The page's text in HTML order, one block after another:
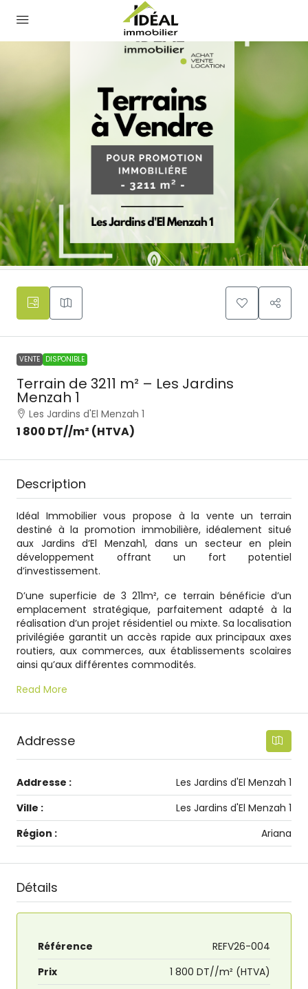
VENTE DISPONIBLE
Terrain de 3211 m² – Les Jardins
Menzah 1
Les Jardins d'El Menzah 1
1 800 DT//m² (HTVA)
Description
Idéal Immobilier vous propose à la vente un terrain
destiné à la promotion immobilière, idéalement situé
aux Jardins d’El Menzah1, dans un secteur en plein
développement offrant un fort potentiel
d’investissement.
D’une superficie de 3 211m², ce terrain bénéficie d’un
emplacement stratégique, parfaitement adapté à la
réalisation d’un projet résidentiel ou mixte. Sa localisation
privilégiée garantit un accès rapide aux principaux axes
routiers, aux commerces, aux établissements scolaires
ainsi qu’aux différentes commodités.
Read More
Addresse
Addresse :
Les Jardins d'El Menzah 1
Ville :
Les Jardins d'El Menzah 1
Région :
Ariana
Détails
Référence
REFV26-004
Prix
1 800 DT//m² (HTVA)